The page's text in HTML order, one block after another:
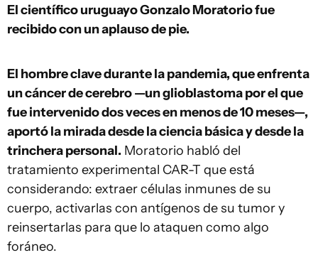
El científico uruguayo Gonzalo Moratorio fue
recibido con un aplauso de pie.
El hombre clave durante la pandemia, que enfrenta
un cáncer de cerebro —un glioblastoma por el que
fue intervenido dos veces en menos de 10 meses—,
aportó la mirada desde la ciencia básica y desde la
trinchera personal. Moratorio habló del
tratamiento experimental CAR-T que está
considerando: extraer células inmunes de su
cuerpo, activarlas con antígenos de su tumor y
reinsertarlas para que lo ataquen como algo
foráneo.